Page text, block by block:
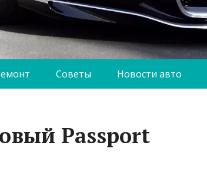
Советы Новости авто
Passport